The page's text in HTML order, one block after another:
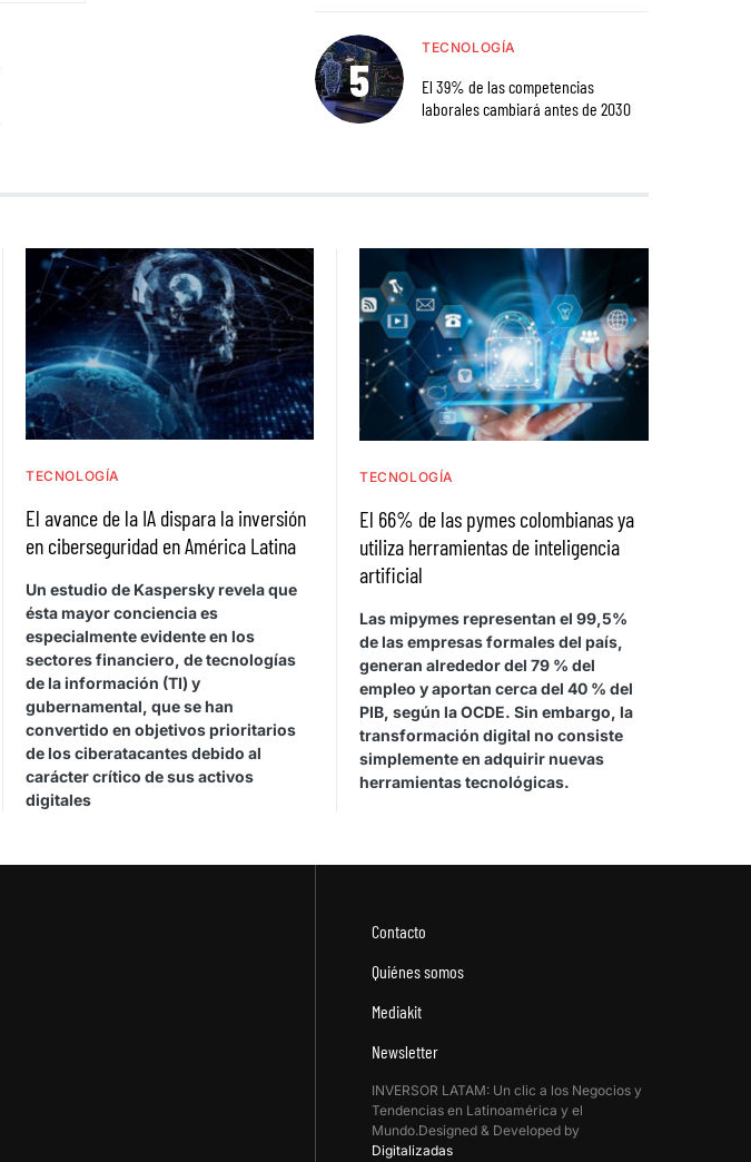
TECNOLOGÍA
El 39% de las competencias
laborales cambiará antes de 2030
TECNOLOGÍA
El avance de la IA dispara la inversión
en ciberseguridad en América Latina
Un estudio de Kaspersky revela que
ésta mayor conciencia es
especialmente evidente en los
sectores financiero, de tecnologías
de la información (TI) y
gubernamental, que se han
convertido en objetivos prioritarios
de los ciberatacantes debido al
carácter crítico de sus activos
digitales
TECNOLOGÍA
El 66% de las pymes colombianas ya
utiliza herramientas de inteligencia
artificial
Las mipymes representan el 99,5%
de las empresas formales del país,
generan alrededor del 79 % del
empleo y aportan cerca del 40 % del
PIB, según la OCDE. Sin embargo, la
transformación digital no consiste
simplemente en adquirir nuevas
herramientas tecnológicas.
Contacto
Quiénes somos
Mediakit
Newsletter
INVERSOR LATAM: Un clic a los Negocios y
Tendencias en Latinoamérica y el
Mundo.Designed & Developed by
Digitalizadas